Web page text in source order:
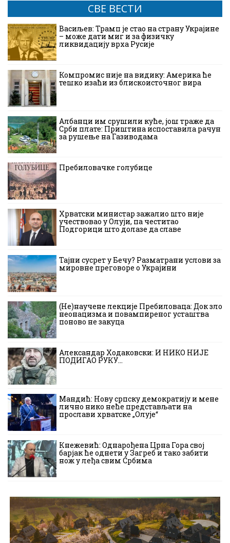
СВЕ ВЕСТИ
Васиљев: Трамп је стао на страну Украјине
– може дати миг и за физичку
ликвидацију врха Русије
Компромис није на видику: Америка ће
тешко изаћи из блискоисточног вира
Албанци им срушили куће, још траже да
Срби плате: Приштина испоставила рачун
за рушење на Газиводама
Пребиловачке голубице
Хрватски министар зажалио што није
учествовао у Олуји, па честитао
Подгорици што долазе да славе
Тајни сусрет у Бечу? Разматрани услови за
мировне преговоре о Украјини
(Не)научене лекције Пребиловаца: Док зло
неонацизма и повампиреног усташтва
поново не закуца
Александар Ходаковски: И НИКО НИЈЕ
ПОДИГАО РУКУ…
Мандић: Нову српску демократију и мене
лично нико неће представљати на
прослави хрватске „Олује“
Кнежевић: Однарођена Црна Гора свој
барјак ће однети у Загреб и тако забити
нож у леђа свим Србима